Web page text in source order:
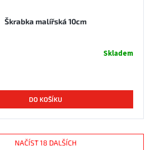
Škrabka malířská 10cm
Skladem
DO KOŠÍKU
NAČÍST 18 DALŠÍCH